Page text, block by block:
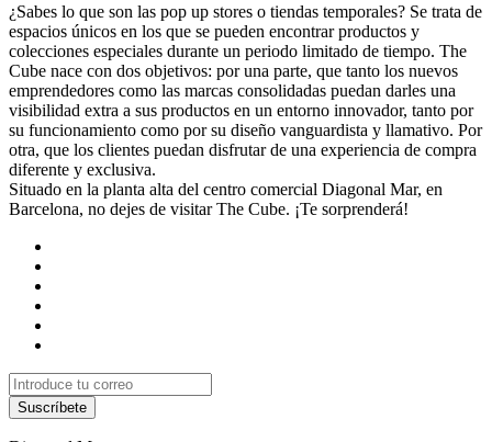
¿Sabes lo que son las pop up stores o tiendas temporales? Se trata de
espacios únicos en los que se pueden encontrar productos y
colecciones especiales durante un periodo limitado de tiempo. The
Cube nace con dos objetivos: por una parte, que tanto los nuevos
emprendedores como las marcas consolidadas puedan darles una
visibilidad extra a sus productos en un entorno innovador, tanto por
su funcionamiento como por su diseño vanguardista y llamativo. Por
otra, que los clientes puedan disfrutar de una experiencia de compra
diferente y exclusiva.
Situado en la planta alta del centro comercial Diagonal Mar, en
Barcelona, no dejes de visitar The Cube. ¡Te sorprenderá!
Suscríbete